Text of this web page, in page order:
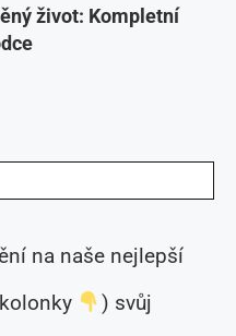
život: Kompletní
na naše nejlepší
) svůj